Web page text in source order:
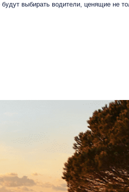
выбирать водители, ценящие не